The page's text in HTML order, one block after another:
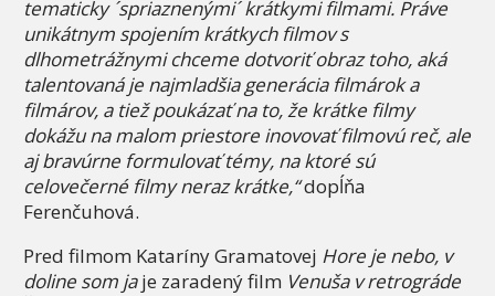
tematicky ´spriaznenými´ krátkymi filmami. Práve
unikátnym spojením krátkych filmov s
dlhometrážnymi chceme dotvoriť obraz toho, aká
talentovaná je najmladšia generácia filmárok a
filmárov, a tiež poukázať na to, že krátke filmy
dokážu na malom priestore inovovať filmovú reč, ale
aj bravúrne formulovať témy, na ktoré sú
celovečerné filmy neraz krátke,“dopĺňa
Ferenčuhová.
Pred filmom Kataríny Gramatovej Hore je nebo, v
doline som jaje zaradený film Venuša v retrográde